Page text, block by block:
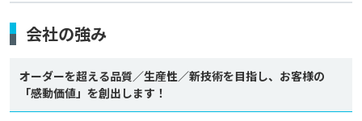
会社の強み
オーダーを超える品質／生産性／新技術を目指し、お客様の
「感動価値」を創出します！